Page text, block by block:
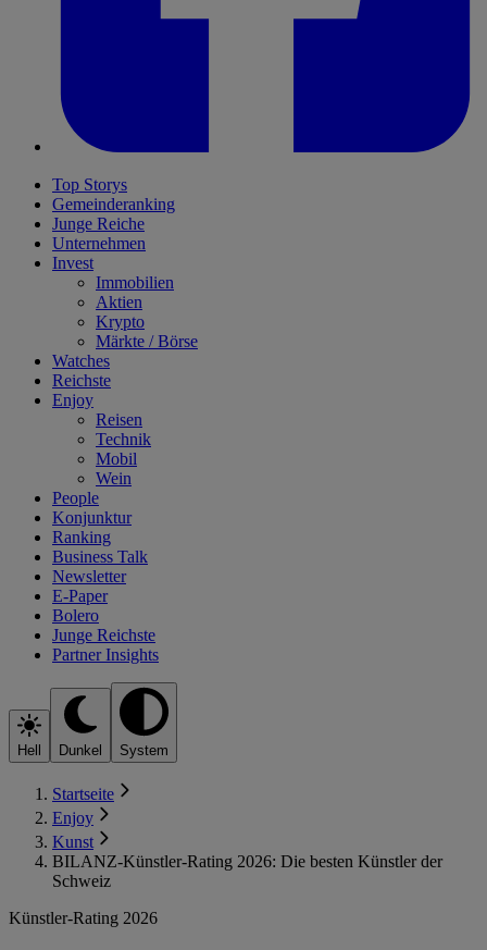
Top Storys
Gemeinderanking
Junge Reiche
Unternehmen
Invest
Immobilien
Aktien
Krypto
Märkte / Börse
Watches
Reichste
Enjoy
Reisen
Technik
Mobil
Wein
People
Konjunktur
Ranking
Business Talk
Newsletter
E-Paper
Bolero
Junge Reichste
Partner Insights
Hell Dunkel System
Startseite
Enjoy
Kunst
BILANZ-Künstler-Rating 2026: Die besten Künstler der
Schweiz
Künstler-Rating 2026